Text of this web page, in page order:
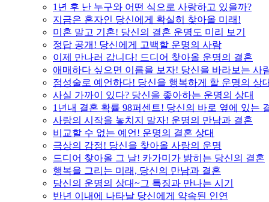
1년 후 난 누구와 어떤 식으로 사랑하고 있을까?
지금은 혼자인 당신에게 확실히 찾아올 미래!
미혼 말고 기혼! 당신의 결혼 운명도 미리 보기
정답 공개! 당신에게 고백할 운명의 사람
이제 만나러 갑니다! 드디어 찾아올 운명의 결혼
애매하다 싶으면 이름을 보자! 당신을 바라보는 사
점성술로 예언하다! 당신을 행복하게 할 운명의 상
사실 가까이 있다? 당신을 좋아하는 운명의 상대
1년내 결혼 확률 98퍼센트! 당신의 바로 옆에 있는
사랑의 시작을 놓치지 말자! 운명의 만남과 결혼
비교할 수 없는 예언! 운명의 결혼 상대
극상의 감정! 당신을 찾아올 사랑의 운명
드디어 찾아올 그 날! 카가미가 밝히는 당신의 결혼
행복을 그리는 미래, 당신의 만남과 결혼
당신의 운명의 상대~그 특징과 만나는 시기
반년 이내에 나타날 당신에게 약속된 인연